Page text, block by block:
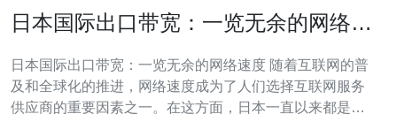
日本国际出口带宽：一览无余的网络速
日本国际出口带宽：一览无余的网络速度 随着互联网的普
及和全球化的推进，网络速度成为了人们选择互联网服务
供应商的重要因素之一。在这方面，日本一直以来都是全